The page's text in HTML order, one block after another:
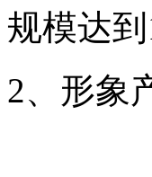
规模达到
2、形象